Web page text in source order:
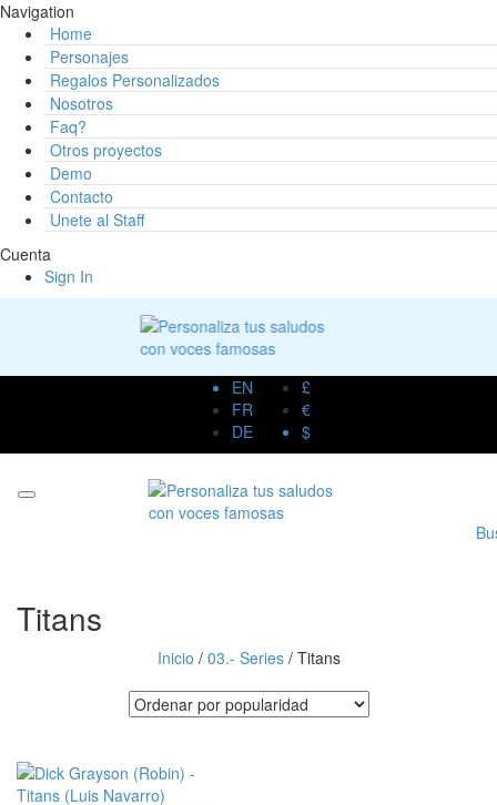
Navigation
Home
Personajes
Regalos Personalizados
Nosotros
Faq?
Otros proyectos
Demo
Contacto
Unete al Staff
Cuenta
Sign In
EN
FR
DE
£
€
$
Titans
Inicio / 03.- Series /Titans